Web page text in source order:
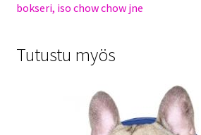
bokseri, iso chow chow jne
Tutustu myös